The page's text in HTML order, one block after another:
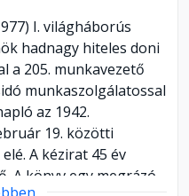
I. világháborús
hadnagy hiteles doni
a 205. munkavezető
munkaszolgálatossal
az 1942.
19. közötti
A kézirat 45 év
A könyv egy megrázó